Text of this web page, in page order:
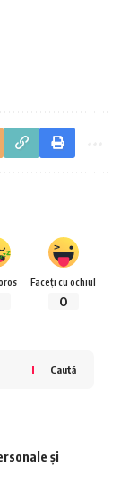
Faceți cu ochiul
0
Caută
și